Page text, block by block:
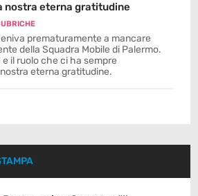
nostra eterna gratitudine
prematuramente a mancare
della Squadra Mobile di Palermo.
il ruolo che ci ha sempre
eterna gratitudine.